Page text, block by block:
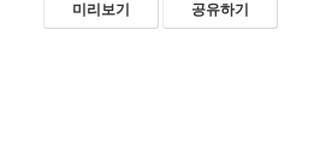
미리보기 공유하기